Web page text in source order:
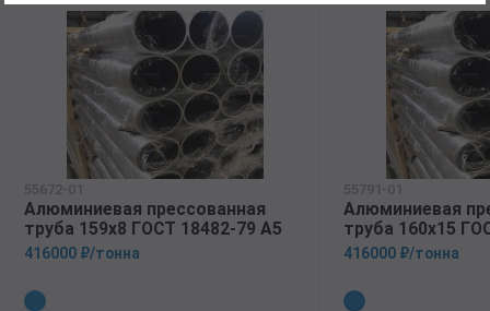
55672-01
Алюминиевая прессованная
труба 159х8 ГОСТ 18482-79 А5
416000 ₽/тонна
55791-01
Алюминиевая
труба 160х15
416000 ₽/тонна